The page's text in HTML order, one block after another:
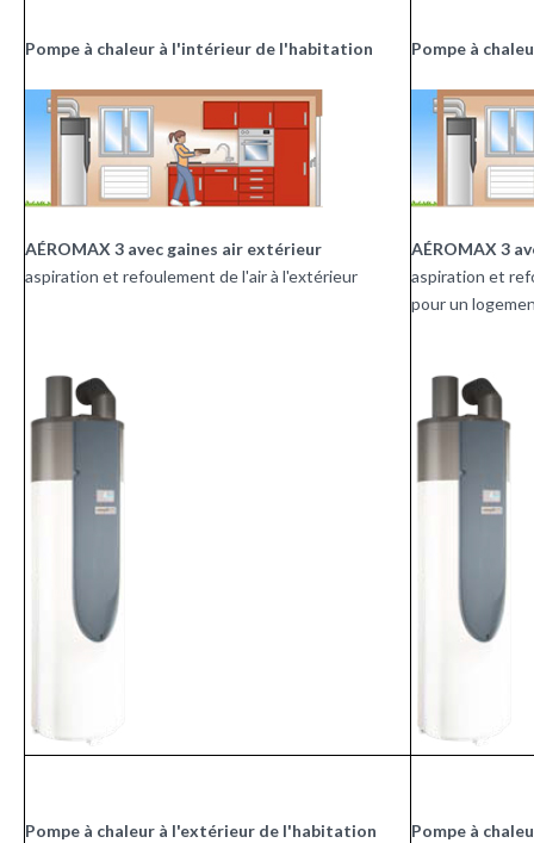
Pompe à chaleur à l'intérieur de l'habitation
AÉROMAX 3 avec gaines air extérieur
aspiration et refoulement de l'air à l'extérieur
Pompe à
AÉROMAX 3
aspiration et
pour un
Pompe à chaleur à l'extérieur de l'habitation Pompe à